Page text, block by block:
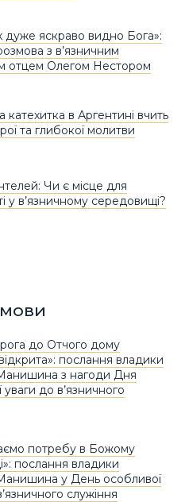
дуже яскраво видно Бога»:
з в’язничним
отцем Олегом Нестором
катехитка в Аргентині вчить
та глибокої молитви
Чи є місце для
у в’язничному середовищі?
до Отчого дому
послання владики
з нагоди Дня
уваги до в’язничного
потребу в Божому
послання владики
у День особливої
служіння